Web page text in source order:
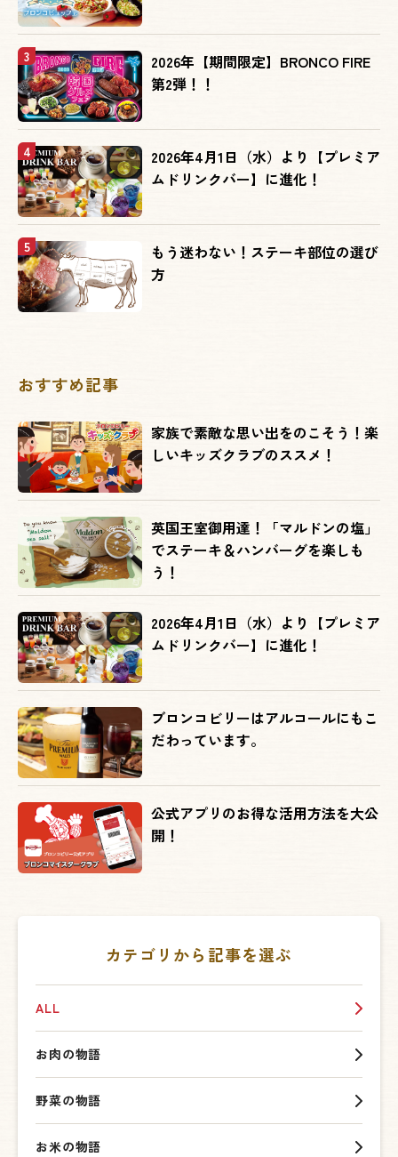
2025年【期間限定】冬サラダバー
3
2026年【期間限定】BRONCO FIRE
第2弾！！
4
2026年4月1日（水）より【プレミア
ムドリンクバー】に進化！
5
もう迷わない！ステーキ部位の選び
方
おすすめ記事
家族で素敵な思い出をのこそう！楽
しいキッズクラブのススメ！
英国王室御用達！「マルドンの塩」
でステーキ＆ハンバーグを楽しも
う！
2026年4月1日（水）より【プレミア
ムドリンクバー】に進化！
ブロンコビリーはアルコールにもこ
だわっています。
公式アプリのお得な活用方法を大公
開！
カテゴリから記事を選ぶ
ALL
お肉の物語
野菜の物語
お米の物語